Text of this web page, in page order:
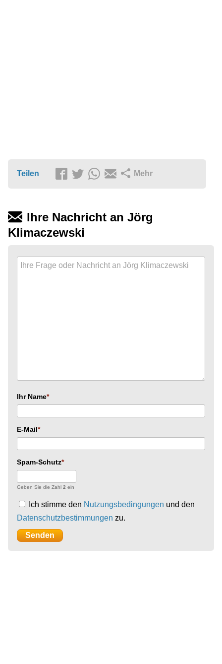
Teilen Mehr
Ihre Nachricht an Jörg
Klimaczewski
Ihr Name
E-Mail
Spam-Schutz
Geben Sie die Zahl 2 ein
Ich stimme den Nutzungsbedingungen und den
Datenschutzbestimmungen zu.